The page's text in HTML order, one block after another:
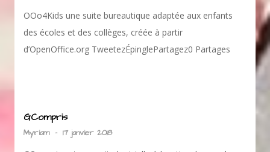
OOo4Kids une suite bureautique adaptée aux enfants
des écoles et des collèges, créée à partir
d’OpenOffice.org TweetezÉpinglePartagez0 Partages
GCompris
Myriam - 17 janvier 2018